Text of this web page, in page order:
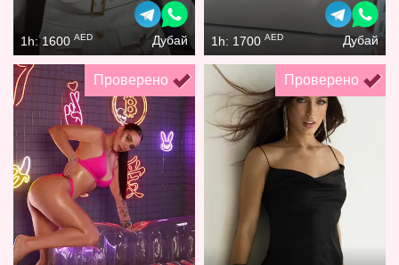
1h: 1600 AED Дубай 1h: 1700 AED Дубай
Проверено Проверено